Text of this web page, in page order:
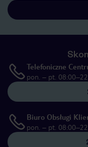
Telefoniczne
pon. – pt.
Biuro Obsługi
pon. – pt.